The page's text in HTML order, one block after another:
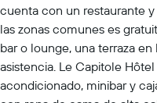
cuenta con un restaurante
las zonas comunes es
bar o lounge, una terraza
asistencia. Le Capitole
acondicionado, minibar y